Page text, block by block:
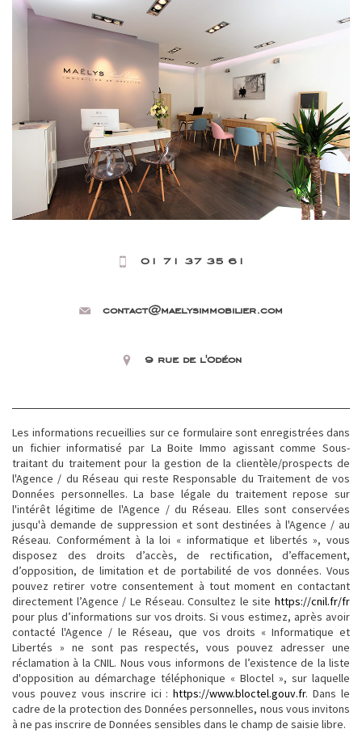
01 71 37 35 61
contact@maelysimmobilier.com
9 rue de l'Odéon
Les informations recueillies sur ce formulaire sont enregistrées dans
un fichier informatisé par La Boite Immo agissant comme Sous-
traitant du traitement pour la gestion de la clientèle/prospects de
l'Agence / du Réseau qui reste Responsable du Traitement de vos
Données personnelles. La base légale du traitement repose sur
l'intérêt légitime de l'Agence / du Réseau. Elles sont conservées
jusqu'à demande de suppression et sont destinées à l'Agence / au
Réseau. Conformément à la loi « informatique et libertés », vous
disposez des droits d’accès, de rectification, d’effacement,
d’opposition, de limitation et de portabilité de vos données. Vous
pouvez retirer votre consentement à tout moment en contactant
directement l’Agence / Le Réseau. Consultez le site https://cnil.fr/fr
pour plus d’informations sur vos droits. Si vous estimez, après avoir
contacté l'Agence / le Réseau, que vos droits « Informatique et
Libertés » ne sont pas respectés, vous pouvez adresser une
réclamation à la CNIL. Nous vous informons de l’existence de la liste
d'opposition au démarchage téléphonique « Bloctel », sur laquelle
vous pouvez vous inscrire ici :https://www.bloctel.gouv.fr. Dans le
cadre de la protection des Données personnelles, nous vous invitons
à ne pas inscrire de Données sensibles dans le champ de saisie libre.